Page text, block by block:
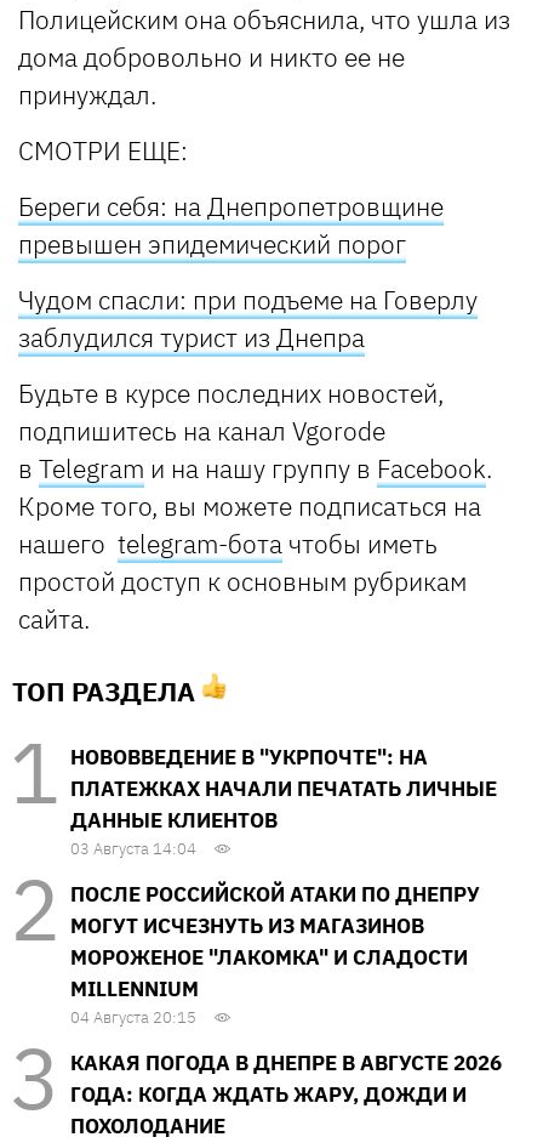
Полицейским она объяснила, что ушла из
дома добровольно и никто ее не
принуждал.
СМОТРИ ЕЩЕ:
Береги себя: на Днепропетровщине
превышен эпидемический порог
Чудом спасли: при подъеме на Говерлу
заблудился турист из Днепра
Будьте в курсе последних новостей,
подпишитесь на канал Vgorode
в Telegram и на нашу группу в Facebook.
Кроме того, вы можете подписаться на
нашего telegram-бота чтобы иметь
простой доступ к основным рубрикам
сайта.
ТОП РАЗДЕЛА
НОВОВВЕДЕНИЕ В "УКРПОЧТЕ": НА
ПЛАТЕЖКАХ НАЧАЛИ ПЕЧАТАТЬ ЛИЧНЫЕ
ДАННЫЕ КЛИЕНТОВ
03 Августа 14:04
ПОСЛЕ РОССИЙСКОЙ АТАКИ ПО ДНЕПРУ
МОГУТ ИСЧЕЗНУТЬ ИЗ МАГАЗИНОВ
МОРОЖЕНОЕ "ЛАКОМКА" И СЛАДОСТИ
MILLENNIUM
04 Августа 20:15
КАКАЯ ПОГОДА В ДНЕПРЕ В АВГУСТЕ 2026
ГОДА: КОГДА ЖДАТЬ ЖАРУ, ДОЖДИ И
ПОХОЛОДАНИЕ